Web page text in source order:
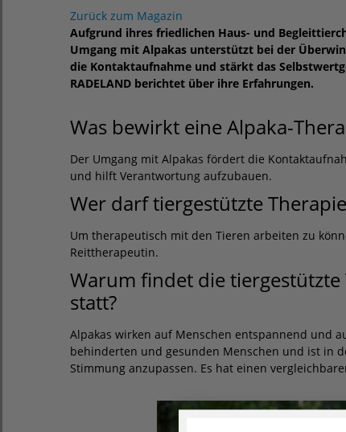
Zurück zum Magazin
Aufgrund ihres friedlichen Haus- und
Umgang mit Alpakas unterstützt bei der
die Kontaktaufnahme und stärkt das
RADELAND berichtet über ihre Erfahrungen.
Was bewirkt eine Alpaka-
Der Umgang mit Alpakas fördert die
und hilft Verantwortung aufzubauen.
Wer darf tiergestützte
Um therapeutisch mit den Tieren arbeiten zu
Reittherapeutin.
Warum findet die
statt?
Alpakas wirken auf Menschen entspannend und
behinderten und gesunden Menschen und ist in
Stimmung anzupassen. Es hat einen